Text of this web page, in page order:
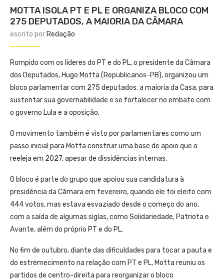
MOTTA ISOLA PT E PL E ORGANIZA BLOCO COM
275 DEPUTADOS, A MAIORIA DA CÂMARA
escrito por Redação
Rompido com os líderes do PT e do PL, o presidente da Câmara
dos Deputados, Hugo Motta (Republicanos-PB), organizou um
bloco parlamentar com 275 deputados, a maioria da Casa, para
sustentar sua governabilidade e se fortalecer no embate com
o governo Lula e a oposição.
O movimento também é visto por parlamentares como um
passo inicial para Motta construir uma base de apoio que o
reeleja em 2027, apesar de dissidências internas.
O bloco é parte do grupo que apoiou sua candidatura à
presidência da Câmara em fevereiro, quando ele foi eleito com
444 votos, mas estava esvaziado desde o começo do ano,
com a saída de algumas siglas, como Solidariedade, Patriota e
Avante, além do próprio PT e do PL.
No fim de outubro, diante das dificuldades para tocar a pauta e
do estremecimento na relação com PT e PL, Motta reuniu os
partidos de centro-direita para reorganizar o bloco